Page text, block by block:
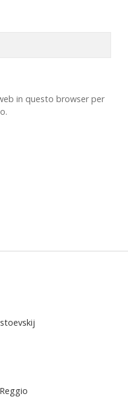
in questo browser per